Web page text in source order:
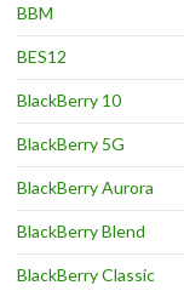
BBM
BES12
BlackBerry 10
BlackBerry 5G
BlackBerry Aurora
BlackBerry Blend
BlackBerry Classic